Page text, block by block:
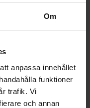
Om
anpassa innehållet
funktioner
trafik. Vi
och annan